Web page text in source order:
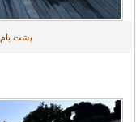
پشت بام Grand Hotel Central در بارسلونا